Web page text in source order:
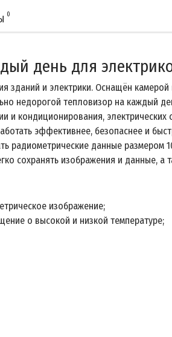
0
день для
зданий и электрики. Оснащён
недорогой тепловизор на каждый
и кондиционирования,
эффективнее, безопаснее и
радиометрические данные
сохранять изображения и данные, а
изображение;
о высокой и низкой температуре;